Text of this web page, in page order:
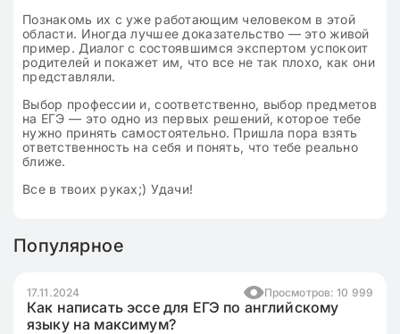
Познакомь их с уже работающим человеком в этой
области. Иногда лучшее доказательство — это живой
пример. Диалог с состоявшимся экспертом успокоит
родителей и покажет им, что все не так плохо, как они
представляли.
Выбор профессии и, соответственно, выбор предметов
на ЕГЭ — это одно из первых решений, которое тебе
нужно принять самостоятельно. Пришла пора взять
ответственность на себя и понять, что тебе реально
ближе.
Все в твоих руках;) Удачи!
Популярное
17.11.2024 Просмотров: 10 999
Как написать эссе для ЕГЭ по английскому
языку на максимум?